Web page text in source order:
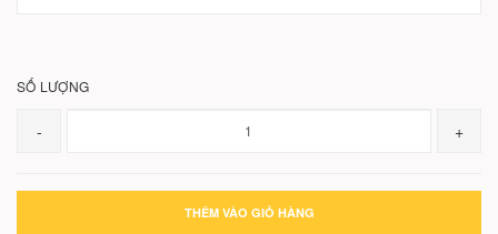
SỐ LƯỢNG
- +
THÊM VÀO GIỎ HÀNG